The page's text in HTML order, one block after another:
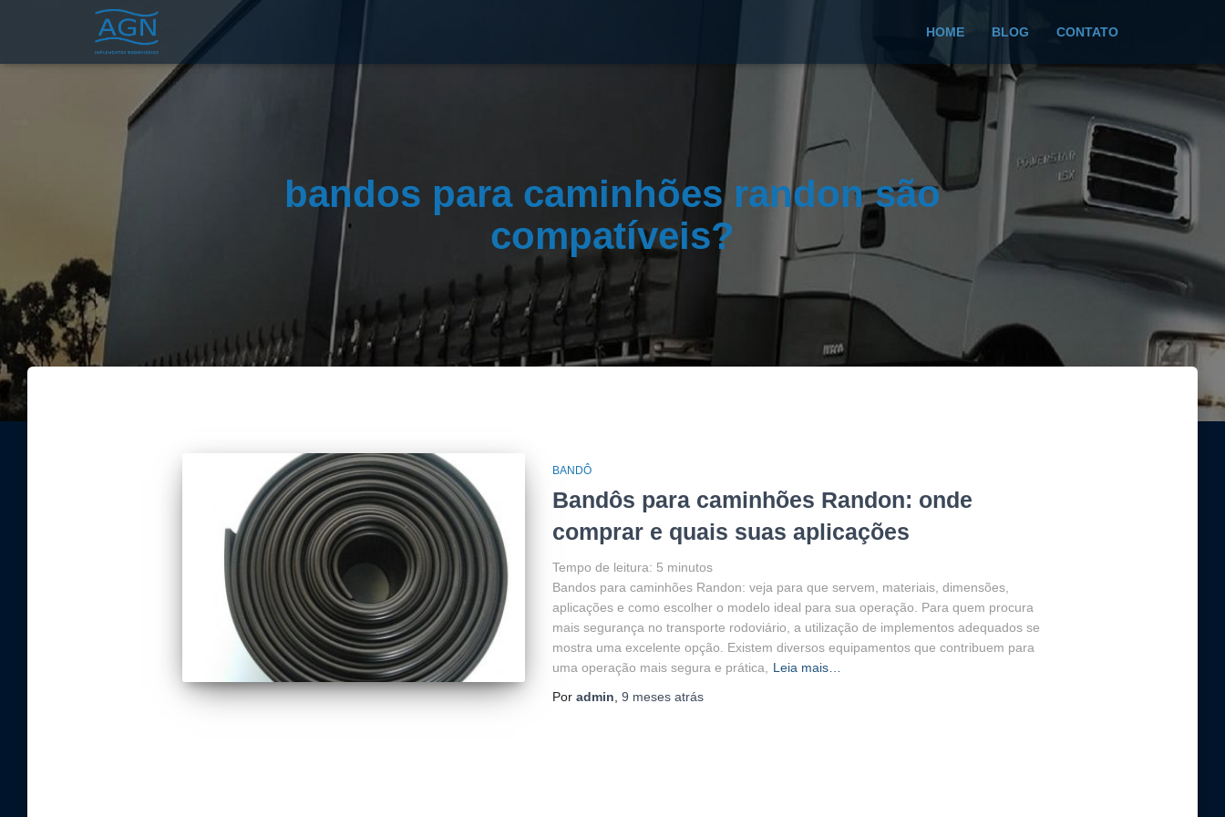
HOME BLOG CONTATO
bandos para caminhões randon são
compatíveis?
BANDÔ
Bandôs para caminhões Randon: onde
comprar e quais suas aplicações
Tempo de leitura: 5 minutos
Bandos para caminhões Randon: veja para que servem, materiais, dimensões,
aplicações e como escolher o modelo ideal para sua operação. Para quem procura
mais segurança no transporte rodoviário, a utilização de implementos adequados se
mostra uma excelente opção. Existem diversos equipamentos que contribuem para
uma operação mais segura e prática,
Leia mais…
Por admin 9 mesesatrás